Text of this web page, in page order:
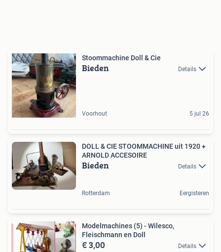
Stoommachine Doll & Cie
Bieden Details
Voorhout 5 jul 26
DOLL & CIE STOOMMACHINE uit 1920 +
ARNOLD ACCESOIRE
Bieden Details
Rotterdam Eergisteren
Modelmachines (5) - Wilesco,
Fleischmann en Doll
€ 3,00 Details